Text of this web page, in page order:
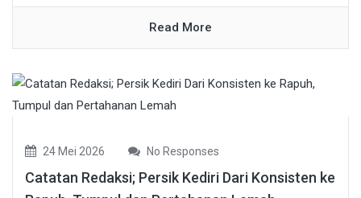
Read More
24 Mei 2026 No Responses
Catatan Redaksi; Persik Kediri Dari Konsisten ke